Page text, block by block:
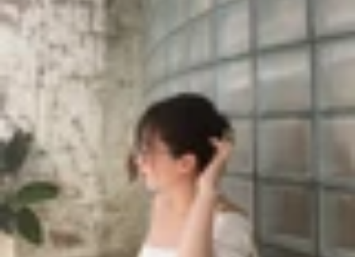
Tin Mới
Tin Mới
Đánh Giá - Trên Tay
Khuyến
Thủ thuật Thông báoKhách
hàng - Sự kiện
Mở hộp Asus ROG Phone 8: Thiết kế
lạ mắt, hiệu năng khủng
Triệu Vy
Ngày đăng: 09/01/2024
Cập nhật:
09/01/2024
Theo dõi XTMobile trên